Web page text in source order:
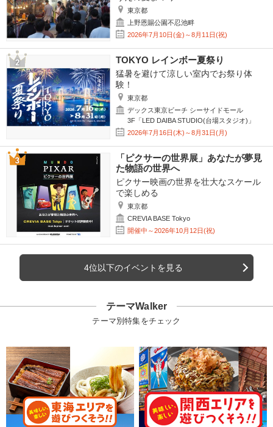
東京都
上野恩賜公園不忍池畔
2026年7月10日(金)～8月11日(祝)
TOKYO レインボー夏祭り
猛暑を避けて涼しい室内でお祭り体
験！
東京都
デックス東京ビーチ シーサイドモール
3F「LED DAIBA STUDIO(台場スタジオ)」
2026年7月16日(木)～8月31日(月)
「ピクサーの世界展」あなたが夢見
た物語の世界へ
ピクサー映画の世界を壮大なスケール
で楽しめる
東京都
CREVIA BASE Tokyo
開催中～2026年10月12日(祝)
4位以下のイベントを見る
テーマWalker
テーマ別特集をチェック